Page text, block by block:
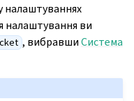
налаштуваннях
налаштування ви
, вибравшиСистема